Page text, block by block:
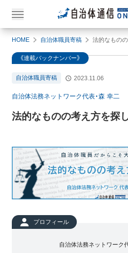
HOME 自治体職員寄稿 法的なもの
《連載バックナンバー》
自治体職員寄稿 2023.11.06
自治体法務ネットワーク代表・森 幸二
法的なものの考え方を探
プロフィール
自治体法務ネットワーク